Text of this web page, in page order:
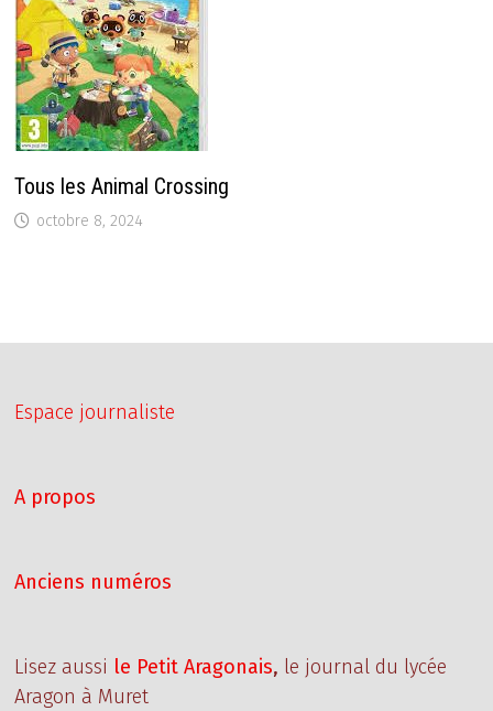
Tous les Animal Crossing
octobre 8, 2024
Espace journaliste
A propos
Anciens numéros
Lisez aussi le Petit Aragonais, le journal du lycée
Aragon à Muret